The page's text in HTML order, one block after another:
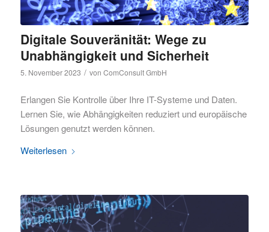
Digitale Souveränität: Wege zu
Unabhängigkeit und Sicherheit
5. November 2023 / von ComConsult GmbH
Erlangen Sie Kontrolle über Ihre IT-Systeme und Daten.
Lernen Sie, wie Abhängigkeiten reduziert und europäische
Lösungen genutzt werden können.
Weiterlesen